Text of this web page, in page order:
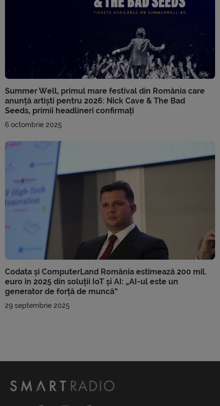
Summer Well, primul mare festival din România care
anunță artiști pentru 2026: Nick Cave & The Bad
Seeds, primii headlineri confirmați
6 octombrie 2025
Codata și ComputerLand România estimează 200 mil.
euro în 2025 din soluții IoT și AI: „AI-ul este un
generator de forță de muncă”
29 septembrie 2025